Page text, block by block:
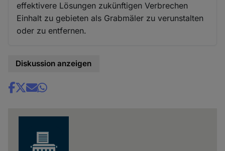
effektivere Lösungen zukünftigen Verbrechen
Einhalt zu gebieten als Grabmäler zu verunstalten
oder zu entfernen.
Diskussion anzeigen
Share